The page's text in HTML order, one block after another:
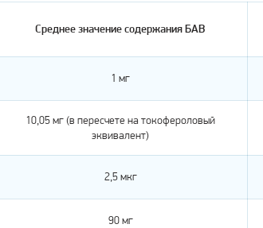
Среднее значение содержания БАВ
1 мг
10,05 мг (в пересчете на токофероловый
эквивалент)
2,5 мкг
90 мг